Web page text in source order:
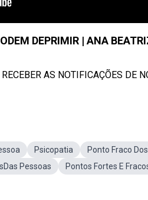
DEPRIMIR | ANA
AS NOTIFICAÇÕES DE
Psicopatia
Ponto Fraco
Pessoas Pontos Fortes E